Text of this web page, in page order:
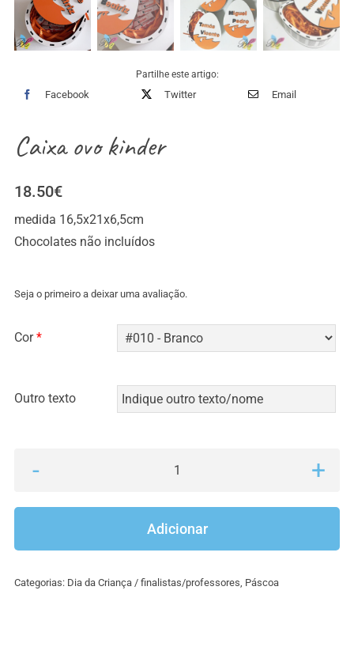
Partilhe este artigo:
Facebook Twitter Email
Caixa ovo kinder
18.50€
medida 16,5x21x6,5cm
Chocolates não incluídos
Seja o primeiro a deixar uma avaliação.
Cor*
Outro texto
Quantidade
Caixa
Adicionar
Categorias: Dia da Criança / finalistas/professores Páscoa